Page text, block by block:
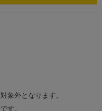
象外となります。
す。